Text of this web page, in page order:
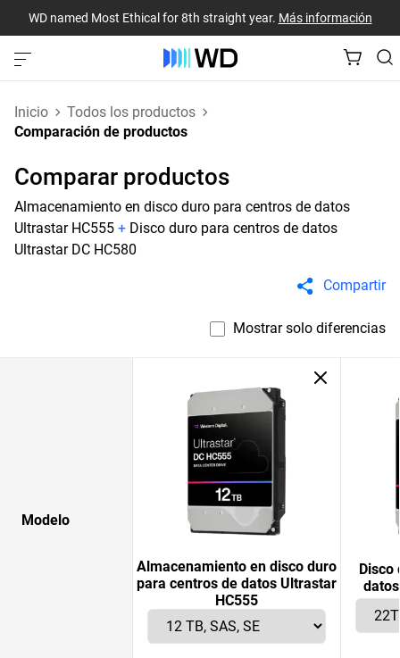
WD named Most Ethical for 8th straight year. Más información
Inicio
Todos los productos
Comparación de productos
Comparar productos
Almacenamiento en disco duro para centros de datos
Ultrastar HC555 + Disco duro para centros de datos
Ultrastar DC HC580
Compartir
Mostrar solo diferencias
Modelo
Almacenamiento en disco duro
para centros de datos Ultrastar
HC555
Disco